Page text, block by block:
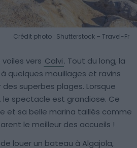
Crédit photo : Shutterstock – Travel-Fr
vers Calvi. Tout du long, la
quelques mouillages et ravins
superbes plages. Lorsque
le spectacle est grandiose. Ce
et sa belle marina taillés comme
le meilleur des accueils !
louer un bateau à Algajola,